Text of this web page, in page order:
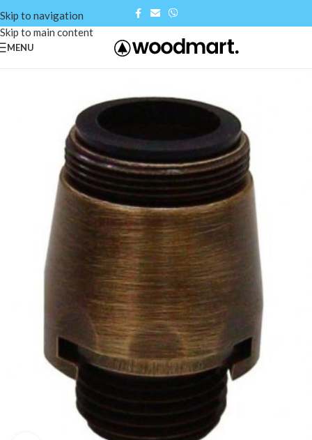
Skip to navigation
Skip to main content
MENU